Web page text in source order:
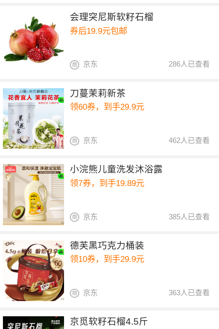
会理突尼斯软籽石榴
券后19.9元包邮
286人已查看
京东
刀蔓茉莉新茶
领60券，到手29.9元
462人已查看
京东
小浣熊儿童洗发沐浴露
领7券，到手19.89元
385人已查看
京东
德芙黑巧克力桶装
领10券，到手29.9元
363人已查看
京东
京觅软籽石榴4.5斤